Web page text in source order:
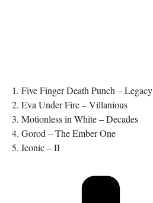
1. Five Finger Death Punch – Legacy
2. Eva Under Fire – Villanious
3. Motionless in White – Decades
4. Gorod – The Ember One
5. Iconic – II